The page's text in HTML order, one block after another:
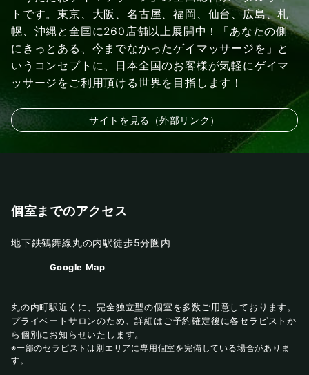
トです。東京、大阪、名古屋、福岡、仙台、広島、札
幌、沖縄と全国に260店舗以上展開中！「あなたの側
にきっとある、今までなかったゲイマッサージを」と
いうコンセプトに、日本全国のお客様が気軽にゲイマ
ッサージをご利用頂ける世界を目指します！
サイトを見る（外部リンク）
個室までのアクセス
地下鉄鶴舞線丸の内駅徒歩5分圏内
Google Map
丸の内町駅近くに、完全独立型の個室を多数ご用意しております。
プライベートサロンのため、詳細はご予約確定後に各セラピストか
ら個別にお知らせいたします。
※一部のセラピストは別エリアに専用個室を完備している場合がありま
す。